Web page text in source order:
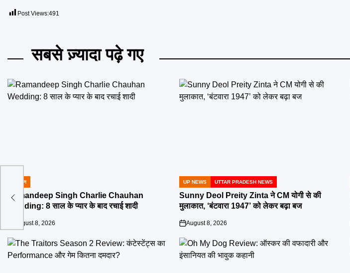
Post Views:491
सबसे ज़्यादा पढ़े गए
POSTED
मनोरंजन
Ramandeep Singh Charlie Chauhan
Wedding: 8 साल के प्यार के बाद रचाई शादी
August 8, 2026
POSTED
IN
UP NEWS UTTAR PRADESH NEWS
Sunny Deol Preity Zinta ने CM योगी से की
मुलाकात, ‘बंटवारा 1947’ को लेकर बढ़ा बज
on
August 8, 2026